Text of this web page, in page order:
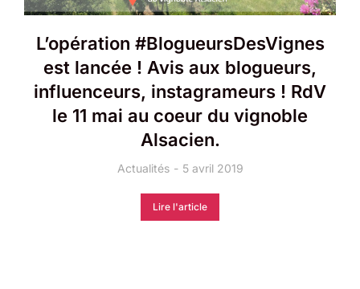
L’opération #BlogueursDesVignes
est lancée ! Avis aux blogueurs,
influenceurs, instagrameurs ! RdV
le 11 mai au coeur du vignoble
Alsacien.
Actualités 5 avril 2019
Lire l'article